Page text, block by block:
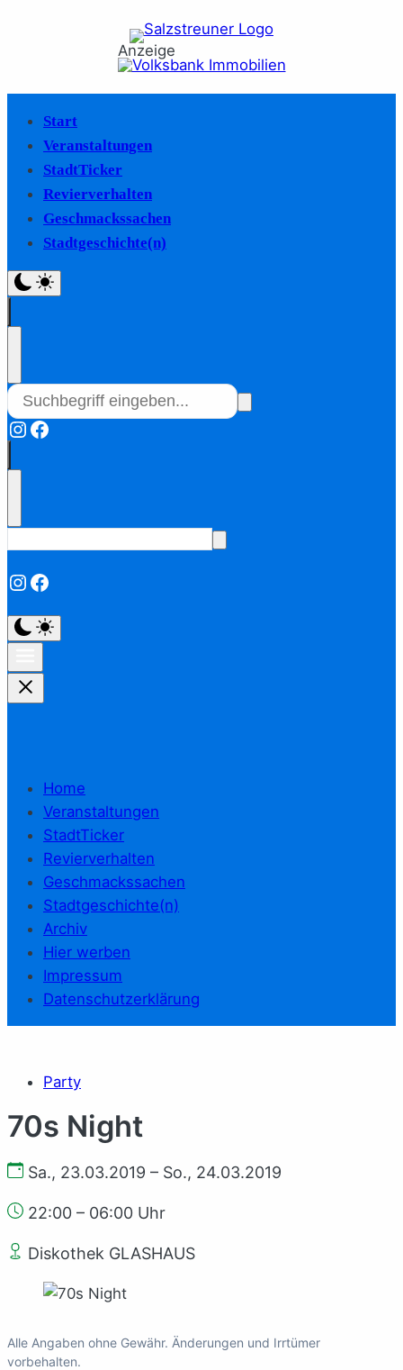
Anzeige
Start
Veranstaltungen
StadtTicker
Revierverhalten
Geschmackssachen
Stadtgeschichte(n)
Instagram
Facebook
Instagram
Facebook
Home
Veranstaltungen
StadtTicker
Revierverhalten
Geschmackssachen
Stadtgeschichte(n)
Archiv
Hier werben
Impressum
Datenschutzerklärung
Party
70s Night
Sa., 23.03.2019 – So., 24.03.2019
22:00 – 06:00 Uhr
Diskothek GLASHAUS
Alle Angaben ohne Gewähr. Änderungen und Irrtümer
vorbehalten.